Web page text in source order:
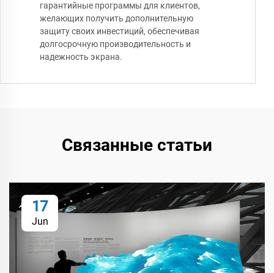
гарантийные программы для клиентов,
желающих получить дополнительную
защиту своих инвестиций, обеспечивая
долгосрочную производительность и
надежность экрана.
Связанные статьи
17
Jun